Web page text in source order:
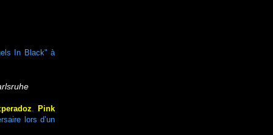
In Black" à
. Pink
lors d’un